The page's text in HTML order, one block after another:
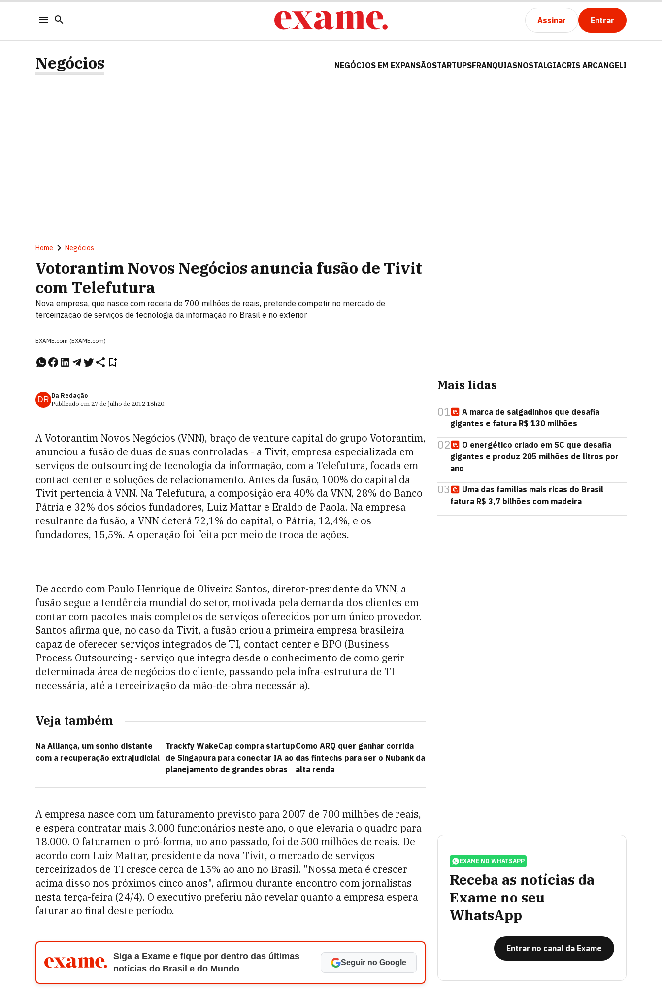
Assinar Entrar
Negócios NEGÓCIOS EM EXPANSÃOSTARTUPSFRANQUIASNOSTALGIACRIS ARCANGELI
Home Negócios
Votorantim Novos Negócios anuncia fusão de Tivit
com Telefutura
Nova empresa, que nasce com receita de 700 milhões de reais, pretende competir no mercado de
terceirização de serviços de tecnologia da informação no Brasil e no exterior
EXAME.com (EXAME.com)
DR Da Redação
Publicado em 27 de julho de 2012 18h20.
A Votorantim Novos Negócios (VNN), braço de venture capital do grupo Votorantim,
anunciou a fusão de duas de suas controladas - a Tivit, empresa especializada em
serviços de outsourcing de tecnologia da informação, com a Telefutura, focada em
contact center e soluções de relacionamento. Antes da fusão, 100% do capital da
Tivit pertencia à VNN. Na Telefutura, a composição era 40% da VNN, 28% do Banco
Pátria e 32% dos sócios fundadores, Luiz Mattar e Eraldo de Paola. Na empresa
resultante da fusão, a VNN deterá 72,1% do capital, o Pátria, 12,4%, e os
fundadores, 15,5%. A operação foi feita por meio de troca de ações.
De acordo com Paulo Henrique de Oliveira Santos, diretor-presidente da VNN, a
fusão segue a tendência mundial do setor, motivada pela demanda dos clientes em
contar com pacotes mais completos de serviços oferecidos por um único provedor.
Santos afirma que, no caso da Tivit, a fusão criou a primeira empresa brasileira
capaz de oferecer serviços integrados de TI, contact center e BPO (Business
Process Outsourcing - serviço que integra desde o conhecimento de como gerir
determinada área de negócios do cliente, passando pela infra-estrutura de TI
necessária, até a terceirização da mão-de-obra necessária).
Veja também
Na Alliança, um sonho distante
com a recuperação extrajudicial
Trackfy WakeCap compra startup
de Singapura para conectar IA ao
planejamento de grandes obras
Como ARQ quer ganhar corrida
das fintechs para ser o Nubank da
alta renda
A empresa nasce com um faturamento previsto para 2007 de 700 milhões de reais,
e espera contratar mais 3.000 funcionários neste ano, o que elevaria o quadro para
18.000. O faturamento pró-forma, no ano passado, foi de 500 milhões de reais. De
acordo com Luiz Mattar, presidente da nova Tivit, o mercado de serviços
terceirizados de TI cresce cerca de 15% ao ano no Brasil. "Nossa meta é crescer
acima disso nos próximos cinco anos", afirmou durante encontro com jornalistas
nesta terça-feira (24/4). O executivo preferiu não revelar quanto a empresa espera
faturar ao final deste período.
Siga a Exame e fique por dentro das últimas
notícias do Brasil e do Mundo
Seguir no Google
Mais lidas
01
A marca de salgadinhos que desafia
gigantes e fatura R$ 130 milhões
02
O energético criado em SC que desafia
gigantes e produz 205 milhões de litros por
ano
03
Uma das famílias mais ricas do Brasil
fatura R$ 3,7 bilhões com madeira
EXAME NO WHATSAPP
Receba as notícias da
Exame no seu
WhatsApp
Entrar no canal da Exame